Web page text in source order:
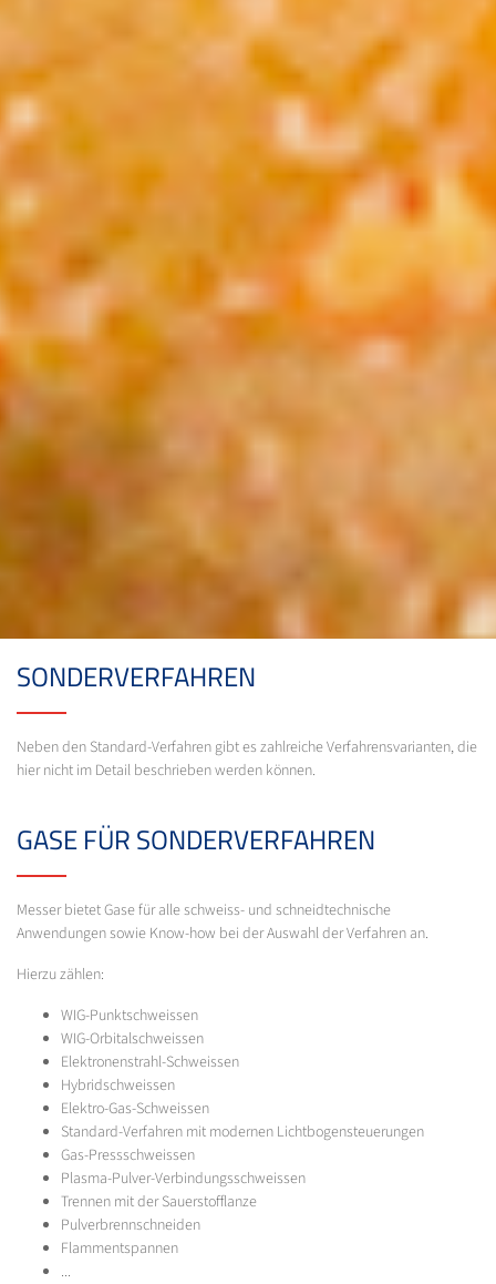
SONDERVERFAHREN
Neben den Standard-Verfahren gibt es zahlreiche Verfahrensvarianten, die
hier nicht im Detail beschrieben werden können.
GASE FÜR SONDERVERFAHREN
Messer bietet Gase für alle schweiss- und schneidtechnische
Anwendungen sowie Know-how bei der Auswahl der Verfahren an.
Hierzu zählen:
WIG-Punktschweissen
WIG-Orbitalschweissen
Elektronenstrahl-Schweissen
Hybridschweissen
Elektro-Gas-Schweissen
Standard-Verfahren mit modernen Lichtbogensteuerungen
Gas-Pressschweissen
Plasma-Pulver-Verbindungsschweissen
Trennen mit der Sauerstofflanze
Pulverbrennschneiden
Flammentspannen
...